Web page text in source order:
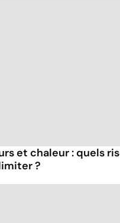
et chaleur : quels
?